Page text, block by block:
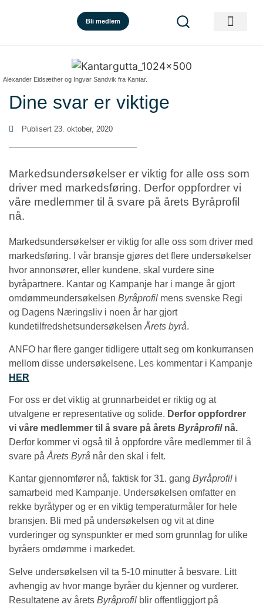
Bli medlem
Alexander Eidsæther og Ingvar Sandvik fra Kantar.
Dine svar er viktige
Publisert 23. oktober, 2020
Markedsundersøkelser er viktig for alle oss som
driver med markedsføring. Derfor oppfordrer vi
våre medlemmer til å svare på årets Byråprofil
nå.
Markedsundersøkelser er viktig for alle oss som driver med
markedsføring. I vår bransje gjøres det flere undersøkelser
hvor annonsører, eller kundene, skal vurdere sine
byråpartnere. Kantar og Kampanje har i mange år gjort
omdømmeundersøkelsen Byråprofil mens svenske Regi
og Dagens Næringsliv i noen år har gjort
kundetilfredshetsundersøkelsen Årets byrå.
ANFO har flere ganger tidligere uttalt seg om konkurransen
mellom disse undersøkelsene. Les kommentar i Kampanje
HER
For oss er det viktig at grunnarbeidet er riktig og at
utvalgene er representative og solide. Derfor oppfordrer
vi våre medlemmer til å svare på årets Byråprofilnå.
Derfor kommer vi også til å oppfordre våre medlemmer til å
svare på Årets Byrå når den skal i felt.
Kantar gjennomfører nå, faktisk for 31. gang Byråprofil i
samarbeid med Kampanje. Undersøkelsen omfatter en
rekke byråtyper og er en viktig temperaturmåler for hele
bransjen. Bli med på undersøkelsen og vit at dine
vurderinger og synspunkter er med som grunnlag for ulike
byråers omdømme i markedet.
Selve undersøkelsen vil ta 5-10 minutter å besvare. Litt
avhengig av hvor mange byråer du kjenner og vurderer.
Resultatene av årets Byråprofil blir offentliggjort på